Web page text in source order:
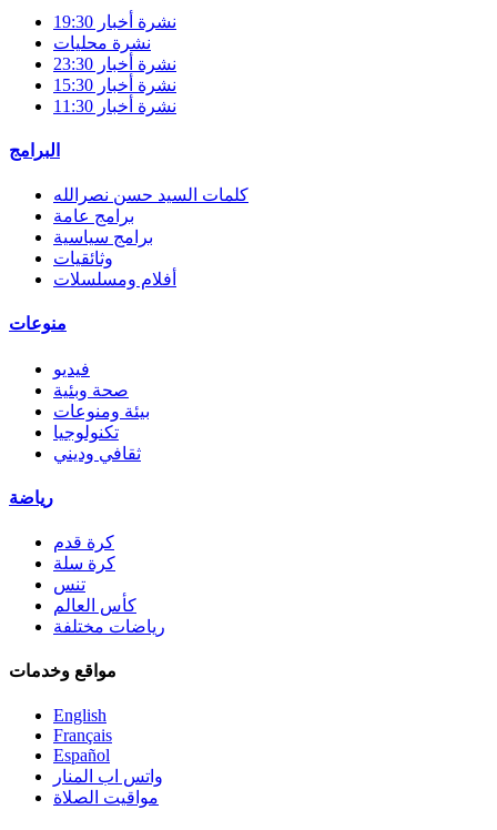
نشرة أخبار 19:30
نشرة محليات
نشرة أخبار 23:30
نشرة أخبار 15:30
نشرة أخبار 11:30
البرامج
كلمات السيد حسن نصرالله
برامج عامة
برامج سياسية
وثائقيات
أفلام ومسلسلات
منوعات
فيديو
صحة وبئية
بيئة ومنوعات
تكنولوجيا
ثقافي وديني
رياضة
كرة قدم
كرة سلة
تنس
كأس العالم
رياضات مختلفة
مواقع وخدمات
English
Français
Español
واتس اب المنار
مواقيت الصلاة